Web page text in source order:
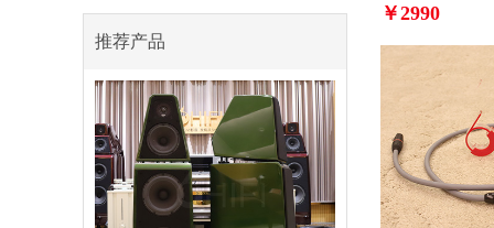
推荐产品
￥2990